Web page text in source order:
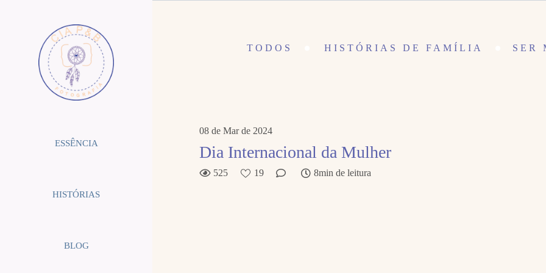
ESSÊNCIA
HISTÓRIAS
BLOG
TODOS HISTÓRIAS DE FAMÍLIA SER
08 de Mar de 2024
Dia Internacional da Mulher
525 19 8min de leitura